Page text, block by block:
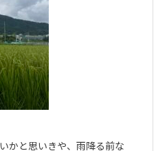
かと思いきや、雨降る前な